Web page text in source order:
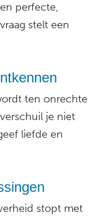
perfecte,
stelt een
ten onrechte
je niet
liefde en
stopt met